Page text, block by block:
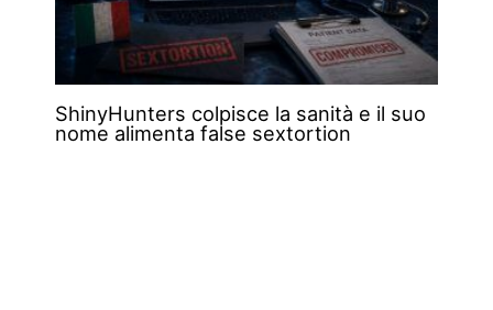
ShinyHunters colpisce la sanità e il suo
nome alimenta false sextortion